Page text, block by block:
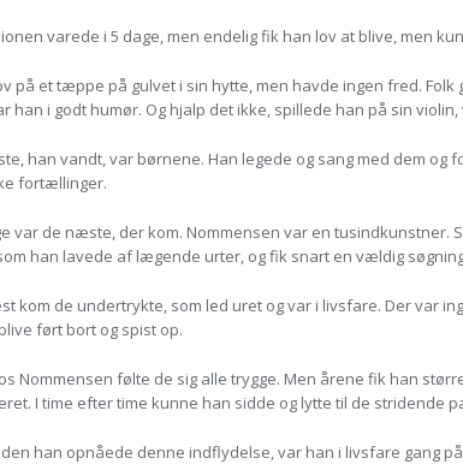
varede i 5 dage, men endelig fik han lov at blive, men
på et tæppe på gulvet i sin hytte, men havde ingen fred.
han i godt humør. Og hjalp det ikke, spillede han på sin
han vandt, var børnene. Han legede og sang med dem
fortællinger.
var de næste, der kom. Nommensen var en
han lavede af lægende urter, og fik snart en vældig
kom de undertrykte, som led uret og var i livsfare. Der var
ført bort og spist op.
Nommensen følte de sig alle trygge. Men årene fik han
I time efter time kunne han sidde og lytte til de stridende
han opnåede denne indflydelse, var han i livsfare gang